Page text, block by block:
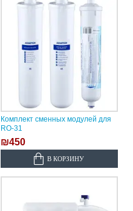
Комплект сменных модулей для
RO-31
₪450
В КОРЗИНУ